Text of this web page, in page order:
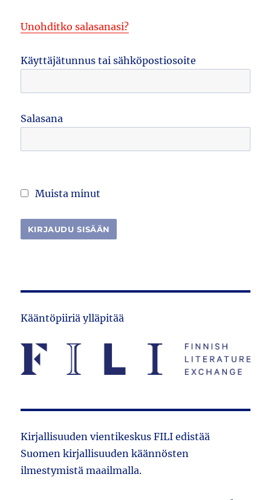
Unohditko salasanasi?
Käyttäjätunnus tai sähköpostiosoite
Salasana
Muista minut
Kääntöpiiriä ylläpitää
Kirjallisuuden vientikeskus FILI edistää
Suomen kirjallisuuden käännösten
ilmestymistä maailmalla.